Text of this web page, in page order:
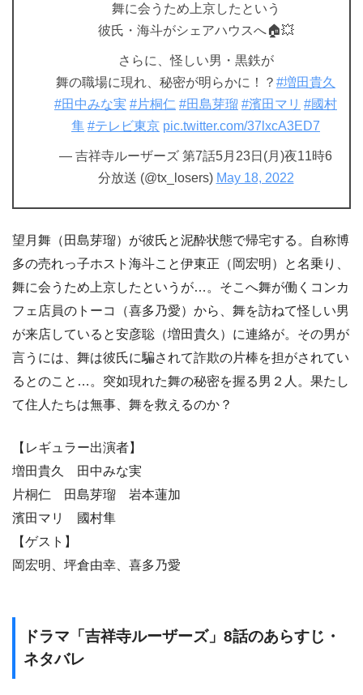
舞に会うため上京したという
彼氏・海斗がシェアハウスへ🏠💥
さらに、怪しい男・黒鉄が
舞の職場に現れ、秘密が明らかに！？ #増田貴久
#田中みな実 #片桐仁 #田島芽瑠 #濱田マリ #國村
隼 #テレビ東京 pic.twitter.com/37lxcA3ED7
— 吉祥寺ルーザーズ 第7話5月23日(月)夜11時6
分放送 (@tx_losers) May 18, 2022
望月舞（田島芽瑠）が彼氏と泥酔状態で帰宅する。自称博
多の売れっ子ホスト海斗こと伊東正（岡宏明）と名乗り、
舞に会うため上京したというが…。そこへ舞が働くコンカ
フェ店員のトーコ（喜多乃愛）から、舞を訪ねて怪しい男
が来店していると安彦聡（増田貴久）に連絡が。その男が
言うには、舞は彼氏に騙されて詐欺の片棒を担がされてい
るとのこと…。突如現れた舞の秘密を握る男２人。果たし
て住人たちは無事、舞を救えるのか？
【レギュラー出演者】
増田貴久 田中みな実
片桐仁 田島芽瑠 岩本蓮加
濱田マリ 國村隼
【ゲスト】
岡宏明、坪倉由幸、喜多乃愛
ドラマ「吉祥寺ルーザーズ」8話のあらすじ・
ネタバレ